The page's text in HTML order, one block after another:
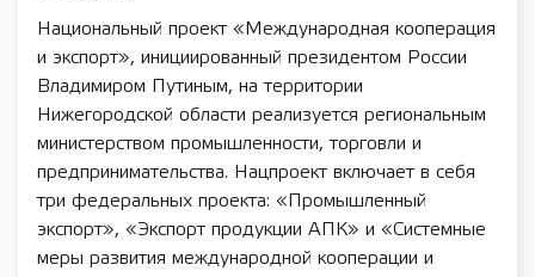
Национальный проект «Международная кооперация
и экспорт», инициированный президентом России
Владимиром Путиным, на территории
Нижегородской области реализуется региональным
министерством промышленности, торговли и
предпринимательства. Нацпроект включает в себя
три федеральных проекта: «Промышленный
экспорт», «Экспорт продукции АПК» и «Системные
меры развития международной кооперации и